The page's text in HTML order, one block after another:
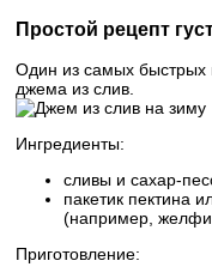
Простой рецепт
Один из самых быстрых
джема из слив.
Ингредиенты:
сливы и сахар-
пакетик пектина
(например,
Приготовление: